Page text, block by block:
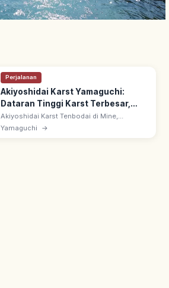
Perjalanan
Akiyoshidai Karst Yamaguchi:
Dataran Tinggi Karst Terbesar,
Rute Wisata
Akiyoshidai Karst Tenbodai di Mine,
Yamaguchi: dataran tinggi karst dengan batu
kapur putih. Bentang karrenfeld & doline;
Yamaguchi →